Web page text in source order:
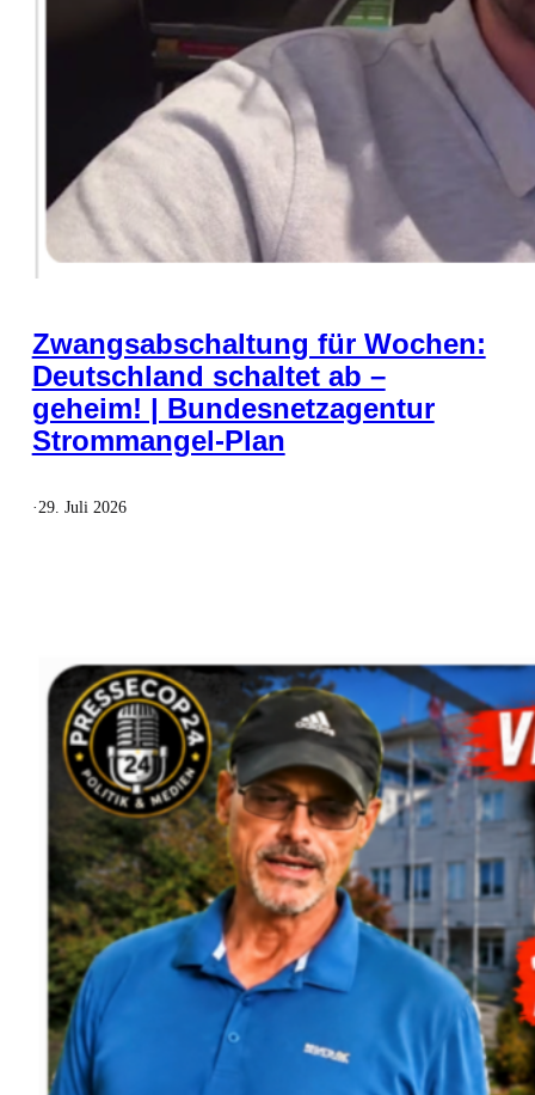
Zwangsabschaltung für Wochen:
Deutschland schaltet ab –
geheim! | Bundesnetzagentur
Strommangel-Plan
·29. Juli 2026